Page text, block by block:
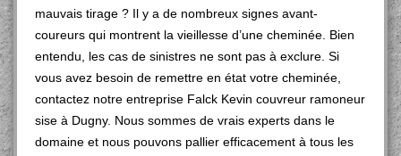
mauvais tirage ? Il y a de nombreux signes avant-
coureurs qui montrent la vieillesse d’une cheminée. Bien
entendu, les cas de sinistres ne sont pas à exclure. Si
vous avez besoin de remettre en état votre cheminée,
contactez notre entreprise Falck Kevin couvreur ramoneur
sise à Dugny. Nous sommes de vrais experts dans le
domaine et nous pouvons pallier efficacement à tous les